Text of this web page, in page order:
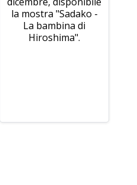
la mostra "Sadako -
La bambina di
Hiroshima".